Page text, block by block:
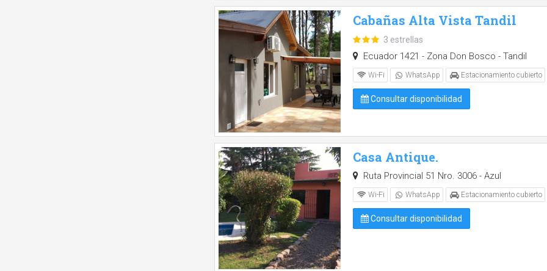
Cabañas Alta Vista Tandil
3 estrellas
Ecuador 1421 - Zona Don Bosco - Tandil
Wi-Fi WhatsApp Estacionamiento cubierto
Consultar disponibilidad
Casa Antique.
Ruta Provincial 51 Nro. 3006 - Azul
Wi-Fi WhatsApp Estacionamiento cubierto
Consultar disponibilidad